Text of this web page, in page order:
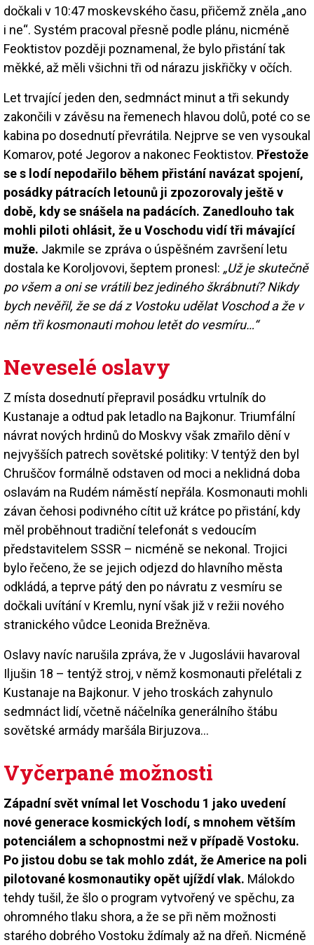
dočkali v 10:47 moskevského času, přičemž zněla „ano
i ne“. Systém pracoval přesně podle plánu, nicméně
Feoktistov později poznamenal, že bylo přistání tak
měkké, až měli všichni tři od nárazu jiskřičky v očích.
Let trvající jeden den, sedmnáct minut a tři sekundy
zakončili v závěsu na řemenech hlavou dolů, poté co se
kabina po dosednutí převrátila. Nejprve se ven vysoukal
Komarov, poté Jegorov a nakonec Feoktistov. Přestože
se s lodí nepodařilo během přistání navázat spojení,
posádky pátracích letounů ji zpozorovaly ještě v
době, kdy se snášela na padácích. Zanedlouho tak
mohli piloti ohlásit, že u Voschodu vidí tři mávající
muže. Jakmile se zpráva o úspěšném završení letu
dostala ke Koroljovovi, šeptem pronesl: „Už je skutečně
po všem a oni se vrátili bez jediného škrábnutí? Nikdy
bych nevěřil, že se dá z Vostoku udělat Voschod a že v
něm tři kosmonauti mohou letět do vesmíru…“
Neveselé oslavy
Z místa dosednutí přepravil posádku vrtulník do
Kustanaje a odtud pak letadlo na Bajkonur. Triumfální
návrat nových hrdinů do Moskvy však zmařilo dění v
nejvyšších patrech sovětské politiky: V tentýž den byl
Chruščov formálně odstaven od moci a neklidná doba
oslavám na Rudém náměstí nepřála. Kosmonauti mohli
závan čehosi podivného cítit už krátce po přistání, kdy
měl proběhnout tradiční telefonát s vedoucím
představitelem SSSR – nicméně se nekonal. Trojici
bylo řečeno, že se jejich odjezd do hlavního města
odkládá, a teprve pátý den po návratu z vesmíru se
dočkali uvítání v Kremlu, nyní však již v režii nového
stranického vůdce Leonida Brežněva.
Oslavy navíc narušila zpráva, že v Jugoslávii havaroval
Iljušin 18 – tentýž stroj, v němž kosmonauti přelétali z
Kustanaje na Bajkonur. V jeho troskách zahynulo
sedmnáct lidí, včetně náčelníka generálního štábu
sovětské armády maršála Birjuzova…
Vyčerpané možnosti
Západní svět vnímal let Voschodu 1 jako uvedení
nové generace kosmických lodí, s mnohem větším
potenciálem a schopnostmi než v případě Vostoku.
Po jistou dobu se tak mohlo zdát, že Americe na poli
pilotované kosmonautiky opět ujíždí vlak. Málokdo
tehdy tušil, že šlo o program vytvořený ve spěchu, za
ohromného tlaku shora, a že se při něm možnosti
starého dobrého Vostoku ždímaly až na dřeň. Nicméně